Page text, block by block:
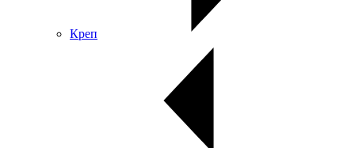
Креп